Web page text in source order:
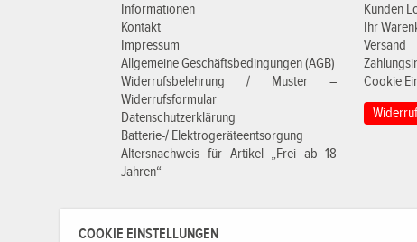
COOKIE EINSTELLUNGEN
Informationen
Kontakt
Impressum
Allgemeine Geschäftsbedingungen (AGB)
Widerrufsbelehrung / Muster –
Widerrufsformular
Datenschutzerklärung
Batterie-/ Elektrogeräteentsorgung
Altersnachweis für Artikel „Frei ab 18
Jahren“
Kunden
Ihr
Versand
Cookie